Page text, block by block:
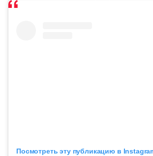
Посмотреть эту публикацию в